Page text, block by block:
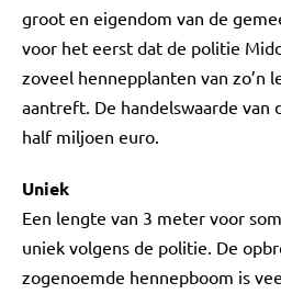
groot en eigendom van de
voor het eerst dat de politie
zoveel hennepplanten van zo’n
aantreft. De handelswaarde van
half miljoen euro.
Uniek
Een lengte van 3 meter voor
uniek volgens de politie. De
zogenoemde hennepboom is